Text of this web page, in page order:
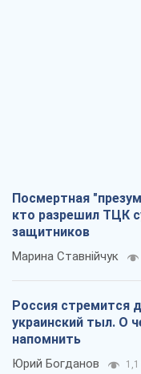
Посмертная
кто разрешил ТЦК
защитников
Марина Ставнійчук
Россия стремится
украинский тыл. О
напомнить
Юрий Богданов 1,1